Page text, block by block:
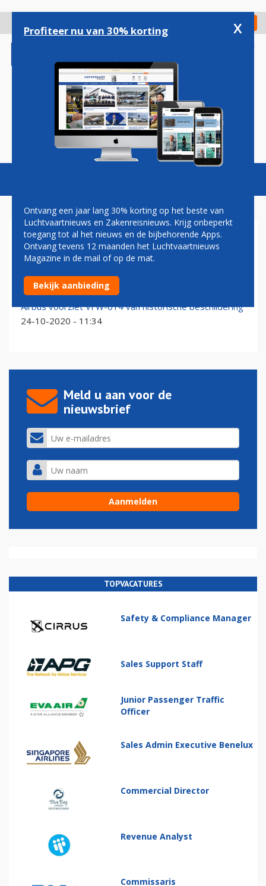
gaan
Check in
Magazine Podcasts Vacatures
VFW-614
Eerste vlucht VFW-Fokker 614 halve eeuw geleden
14-07-2021 - 15:56
Airbus voorziet VFW-614 van historische beschildering
24-10-2020 - 11:34
Meld u aan voor de
nieuwsbrief
TOPVACATURES
Safety & Compliance Manager
Sales Support Staff
Junior Passenger Traffic
Officer
Sales Admin Executive Benelux
Commercial Director
Revenue Analyst
Commissaris
Profiteer nu van 30% korting x
Ontvang een jaar lang 30% korting op het beste van
Luchtvaartnieuws en Zakenreisnieuws. Krijg onbeperkt
toegang tot al het nieuws en de bijbehorende Apps.
Ontvang tevens 12 maanden het Luchtvaartnieuws
Magazine in de mail of op de mat.
Bekijk aanbieding